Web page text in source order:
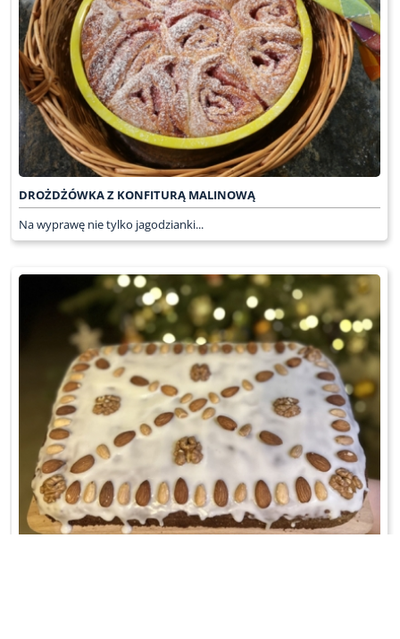
DROŻDŻÓWKA Z KONFITURĄ MALINOWĄ
Na wyprawę nie tylko jagodzianki...